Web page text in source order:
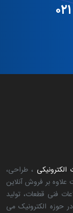
، طراحی،
بر فروش آنلاین
فنی قطعات، تولید
حوزه الکترونیک می